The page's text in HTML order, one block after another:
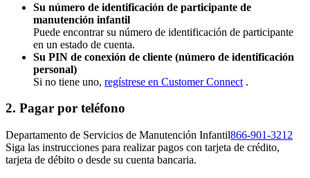
Su número de identificación de participante de
manutención infantil
Puede encontrar su número de identificación de participante
en un estado de cuenta.
Su PIN de conexión de cliente (número de identificación
personal)
Si no tiene uno, regístrese en Customer Connect .
2. Pagar por teléfono
Departamento de Servicios de Manutención Infantil866-901-3212
Siga las instrucciones para realizar pagos con tarjeta de crédito,
tarjeta de débito o desde su cuenta bancaria.